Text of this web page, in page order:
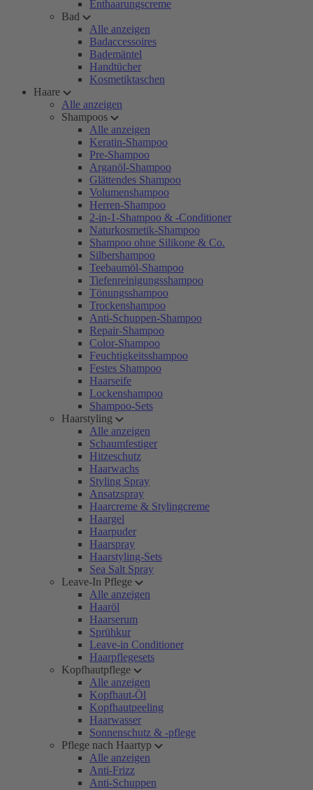
Enthaarungscreme
Bad
Alle anzeigen
Badaccessoires
Bademäntel
Handtücher
Kosmetiktaschen
Haare
Alle anzeigen
Shampoos
Alle anzeigen
Keratin-Shampoo
Pre-Shampoo
Arganöl-Shampoo
Glättendes Shampoo
Volumenshampoo
Herren-Shampoo
2-in-1-Shampoo & -Conditioner
Naturkosmetik-Shampoo
Shampoo ohne Silikone & Co.
Silbershampoo
Teebaumöl-Shampoo
Tiefenreinigungsshampoo
Tönungsshampoo
Trockenshampoo
Anti-Schuppen-Shampoo
Repair-Shampoo
Color-Shampoo
Feuchtigkeitsshampoo
Festes Shampoo
Haarseife
Lockenshampoo
Shampoo-Sets
Haarstyling
Alle anzeigen
Schaumfestiger
Hitzeschutz
Haarwachs
Styling Spray
Ansatzspray
Haarcreme & Stylingcreme
Haargel
Haarpuder
Haarspray
Haarstyling-Sets
Sea Salt Spray
Leave-In Pflege
Alle anzeigen
Haaröl
Haarserum
Sprühkur
Leave-in Conditioner
Haarpflegesets
Kopfhautpflege
Alle anzeigen
Kopfhaut-Öl
Kopfhautpeeling
Haarwasser
Sonnenschutz & -pflege
Pflege nach Haartyp
Alle anzeigen
Anti-Frizz
Anti-Schuppen